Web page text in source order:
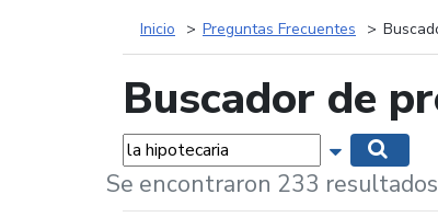
Inicio Preguntas Frecuentes
Buscador de
Palabras... Mostrar
Se encontraron 233